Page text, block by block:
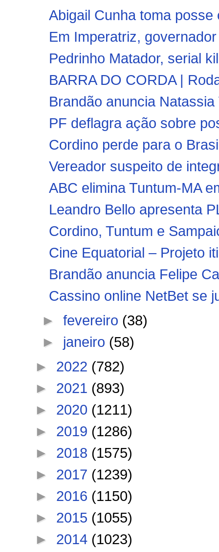
Abigail Cunha toma
Em Imperatriz,
Pedrinho Matador, serial
BARRA DO CORDA |
Brandão anuncia
PF deflagra ação sobre
Cordino perde para o
Vereador suspeito de
ABC elimina Tuntum-MA
Leandro Bello apresenta
Cordino, Tuntum e
Cine Equatorial – Projeto
Brandão anuncia Felipe
Cassino online NetBet se
►fevereiro (38)
► janeiro (58)
► 2022 (782)
► 2021 (893)
► 2020 (1211)
► 2019 (1286)
► 2018 (1575)
► 2017 (1239)
► 2016 (1150)
► 2015 (1055)
► 2014 (1023)